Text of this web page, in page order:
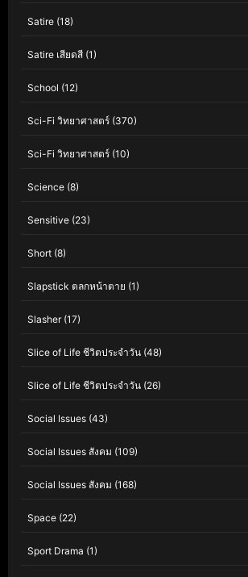
Satire (18)
Satire เสียดสี (1)
School (12)
Sci-Fi วิทยาศาสตร์ (370)
Sci-Fi วิทยาศาสตร์ (10)
Science (8)
Sensitive (23)
Short (8)
Slapstick ตลกหน้าตาย (1)
Slasher(17)
Slice of Life ชีวิตประจำวัน (48)
Slice of Life ชีวิตประจำวัน (26)
Social Issues (43)
Social Issues สังคม (109)
Social Issues สังคม (168)
Space (22)
Sport Drama (1)